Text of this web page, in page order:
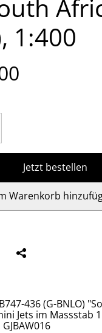
1:400
Jetzt bestellen
Warenkorb
436 (G-BNLO)
Jets im Massstab